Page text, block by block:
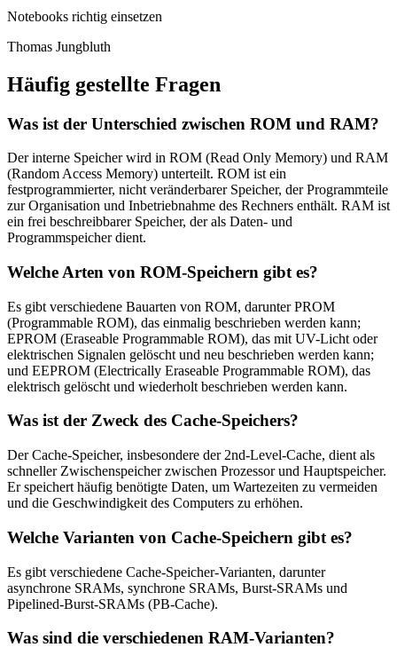
Notebooks richtig einsetzen
Thomas Jungbluth
Häufig gestellte Fragen
Was ist der Unterschied zwischen ROM und RAM?
Der interne Speicher wird in ROM (Read Only Memory) und RAM
(Random Access Memory) unterteilt. ROM ist ein
festprogrammierter, nicht veränderbarer Speicher, der Programmteile
zur Organisation und Inbetriebnahme des Rechners enthält. RAM ist
ein frei beschreibbarer Speicher, der als Daten- und
Programmspeicher dient.
Welche Arten von ROM-Speichern gibt es?
Es gibt verschiedene Bauarten von ROM, darunter PROM
(Programmable ROM), das einmalig beschrieben werden kann;
EPROM (Eraseable Programmable ROM), das mit UV-Licht oder
elektrischen Signalen gelöscht und neu beschrieben werden kann;
und EEPROM (Electrically Eraseable Programmable ROM), das
elektrisch gelöscht und wiederholt beschrieben werden kann.
Was ist der Zweck des Cache-Speichers?
Der Cache-Speicher, insbesondere der 2nd-Level-Cache, dient als
schneller Zwischenspeicher zwischen Prozessor und Hauptspeicher.
Er speichert häufig benötigte Daten, um Wartezeiten zu vermeiden
und die Geschwindigkeit des Computers zu erhöhen.
Welche Varianten von Cache-Speichern gibt es?
Es gibt verschiedene Cache-Speicher-Varianten, darunter
asynchrone SRAMs, synchrone SRAMs, Burst-SRAMs und
Pipelined-Burst-SRAMs (PB-Cache).
Was sind die verschiedenen RAM-Varianten?